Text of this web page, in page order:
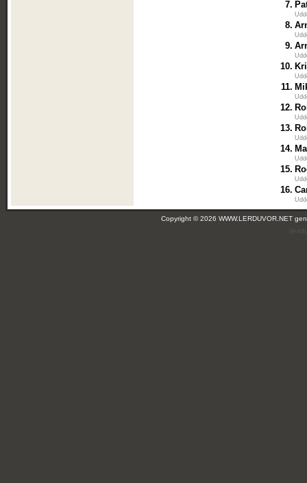
7.
8.
9.
10.
11.
12.
13.
14.
15.
16.
Copyright © 2026 WWW.LERDUVOR.NET